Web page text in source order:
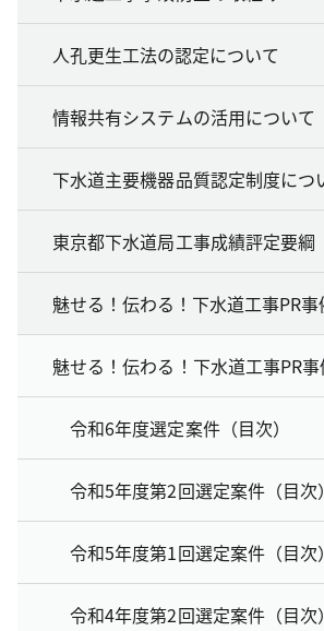
人孔更生工法の認定について
情報共有システムの活用について
下水道主要機器品質認定制度につ
東京都下水道局工事成績評定要綱
魅せる！伝わる！下水道工事PR事
魅せる！伝わる！下水道工事PR
令和6年度選定案件（目次）
令和5年度第2回選定案件（目次）
令和5年度第1回選定案件（目次）
令和4年度第2回選定案件（目次）